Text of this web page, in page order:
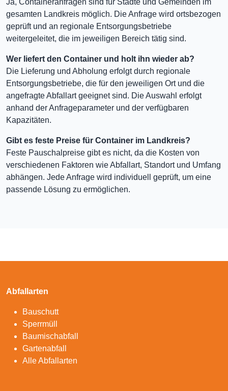
Ja, Containeranfragen sind für Städte und Gemeinden im
gesamten Landkreis möglich. Die Anfrage wird ortsbezogen
geprüft und an regionale Entsorgungsbetriebe
weitergeleitet, die im jeweiligen Bereich tätig sind.
Wer liefert den Container und holt ihn wieder ab?
Die Lieferung und Abholung erfolgt durch regionale
Entsorgungsbetriebe, die für den jeweiligen Ort und die
angefragte Abfallart geeignet sind. Die Auswahl erfolgt
anhand der Anfrageparameter und der verfügbaren
Kapazitäten.
Gibt es feste Preise für Container im Landkreis?
Feste Pauschalpreise gibt es nicht, da die Kosten von
verschiedenen Faktoren wie Abfallart, Standort und Umfang
abhängen. Jede Anfrage wird individuell geprüft, um eine
passende Lösung zu ermöglichen.
Abfallarten
Bauschutt
Sperrmüll
Baumischabfall
Gartenabfall
Alle Abfallarten